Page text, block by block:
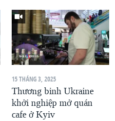
15 THÁNG 3, 2025
Thương binh Ukraine
khởi nghiệp mở quán
cafe ở Kyiv